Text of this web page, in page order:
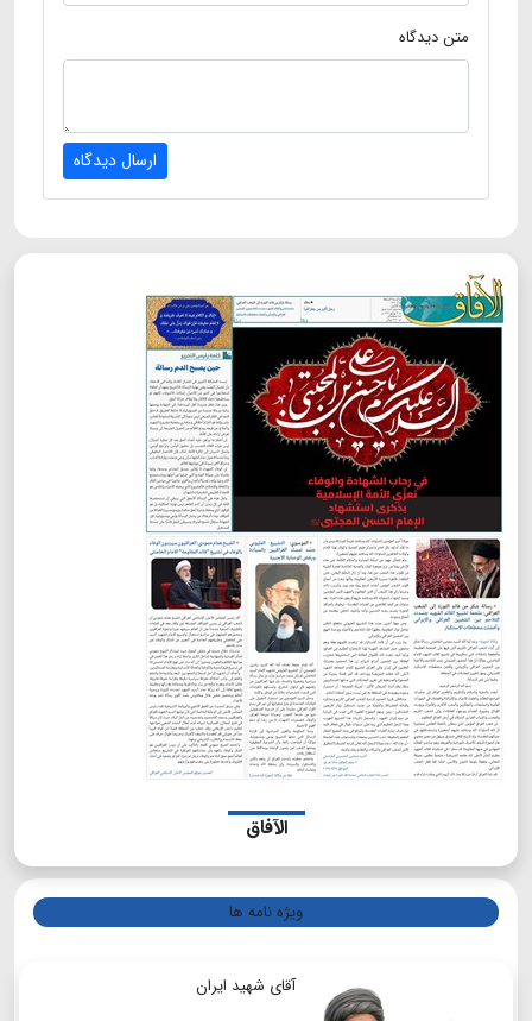
متن دیدگاه
ارسال دیدگاه
الآفاق
ویژه نامه ها
آقای شهید ایران